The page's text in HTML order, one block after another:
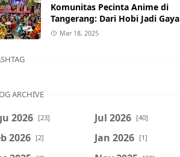
Komunitas Pecinta Anime di
Tangerang: Dari Hobi Jadi Gaya
Hidup!
Mar 18, 2025
ARCHIVE
2026 [23] Jul 2026 [40]
2026 [2] Jan 2026 [1]